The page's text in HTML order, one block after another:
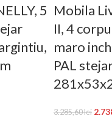
5 Mobila
II, 4
maro
PAL
3.285,60lei